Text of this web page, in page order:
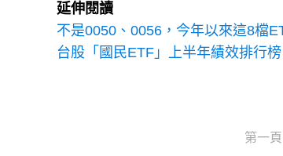
延伸閱讀
不是0050、0056，今年以來這8檔
台股「國民ETF」上半年績效排行
第一頁